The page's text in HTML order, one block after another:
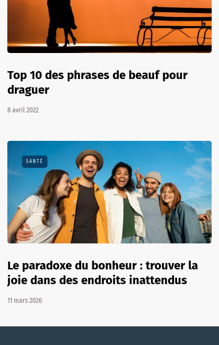
Top 10 des phrases de beauf pour
draguer
8 avril 2022
SANTÉ
Le paradoxe du bonheur : trouver la
joie dans des endroits inattendus
11 mars 2026